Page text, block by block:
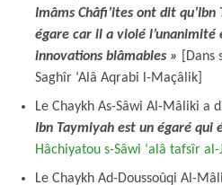
Imâms Châfi’ites ont dit
égare car il a violé
innovations blâmables »
[Dans
Saghîr ‘Alâ Aqrabi l-Maçâlik]
Le Chaykh As-Sâwi Al-Mâliki a
Ibn Taymiyah est un égaré qui
Hâchiyatou s-Sâwi ‘alâ tafsîr
Le Chaykh Ad-Doussoûqi Al-